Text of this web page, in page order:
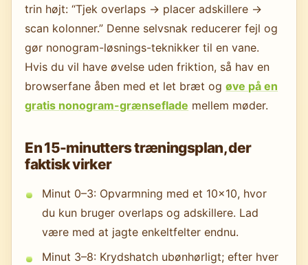
trin højt: “Tjek overlaps → placer adskillere →
scan kolonner.” Denne selvsnak reducerer fejl og
gør nonogram-løsnings-teknikker til en vane.
Hvis du vil have øvelse uden friktion, så hav en
browserfane åben med et let bræt ogøve på en
gratis nonogram-grænseflade mellem møder.
En 15-minutters træningsplan, der
faktisk virker
Minut 0–3: Opvarmning med et 10×10, hvor
du kun bruger overlaps og adskillere. Lad
være med at jagte enkeltfelter endnu.
Minut 3–8: Krydshatch ubønhørligt; efter hver